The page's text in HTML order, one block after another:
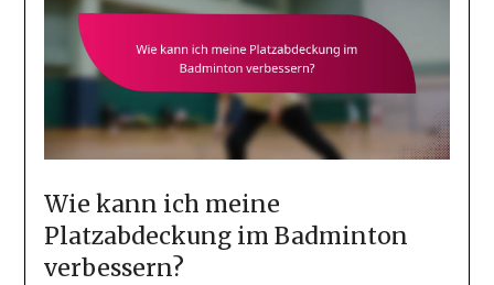
Wie kann ich meine
Platzabdeckung im Badminton
verbessern?